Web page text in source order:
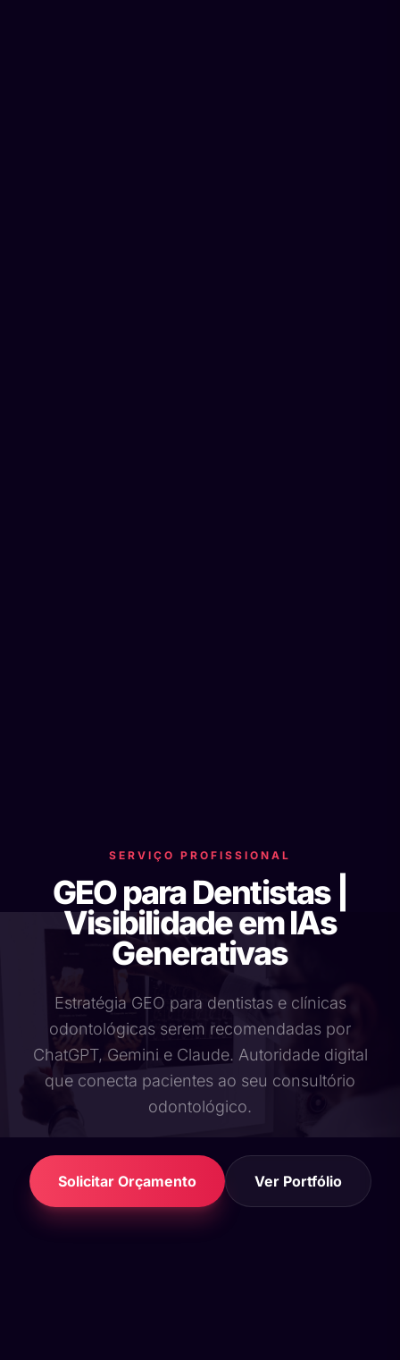
SERVIÇO PROFISSIONAL
GEO para Dentistas |
Visibilidade em IAs
Generativas
Estratégia GEO para dentistas e clínicas
odontológicas serem recomendadas por
ChatGPT, Gemini e Claude. Autoridade digital
que conecta pacientes ao seu consultório
odontológico.
Solicitar Orçamento Ver Portfólio